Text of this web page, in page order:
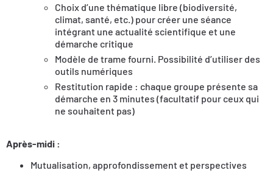
Choix d’une thématique libre (biodiversité,
climat, santé, etc.) pour créer une séance
intégrant une actualité scientifique et une
démarche critique
Modèle de trame fourni. Possibilité d’utiliser des
outils numériques
Restitution rapide : chaque groupe présente sa
démarche en 3 minutes (facultatif pour ceux qui
ne souhaitent pas)
Après-midi :
Mutualisation, approfondissement et perspectives